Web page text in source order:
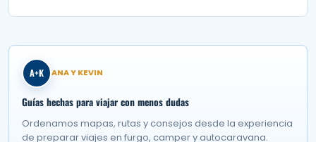
A+K ANA Y KEVIN
Guías hechas para viajar con menos dudas
Ordenamos mapas, rutas y consejos desde la experiencia
de preparar viajes en furgo, camper y autocaravana.